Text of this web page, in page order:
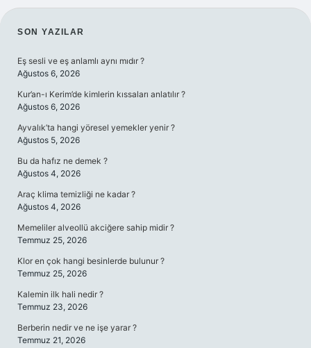
SIDEBAR
SON YAZILAR
Eş sesli ve eş anlamlı aynı mıdır ?
Ağustos 6, 2026
Kur’an-ı Kerim’de kimlerin kıssaları anlatılır ?
Ağustos 6, 2026
Ayvalık’ta hangi yöresel yemekler yenir ?
Ağustos 5, 2026
Bu da hafız ne demek ?
Ağustos 4, 2026
Araç klima temizliği ne kadar ?
Ağustos 4, 2026
Memeliler alveollü akciğere sahip midir ?
Temmuz 25, 2026
Klor en çok hangi besinlerde bulunur ?
Temmuz 25, 2026
Kalemin ilk hali nedir ?
Temmuz 23, 2026
Berberin nedir ve ne işe yarar ?
Temmuz 21, 2026